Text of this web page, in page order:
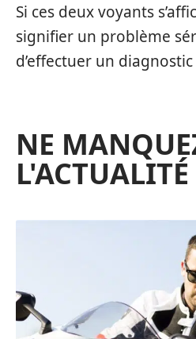
Si ces deux voyants
signifier un problème
d’effectuer un
NE
L'ACTUALITÉ